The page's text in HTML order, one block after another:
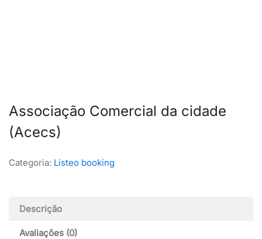
Associação Comercial da cidade
(Acecs)
Categoria: Listeo booking
Descrição
Avaliações (0)